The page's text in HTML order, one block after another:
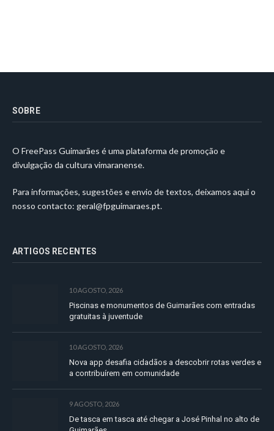
SOBRE
O FreePass Guimarães é uma plataforma de promoção e
divulgação da cultura vimaranense.
Para informações, sugestões e envio de textos, deixamos aqui o
nosso contacto: geral@fpguimaraes.pt.
ARTIGOS RECENTES
10 AGOSTO, 2026
Piscinas e monumentos de Guimarães com entradas
gratuitas à juventude
10 AGOSTO, 2026
Nova app desafia cidadãos a descobrir rotas verdes e
a contribuírem em comunidade
9 AGOSTO, 2026
De tasca em tasca até chegar a José Pinhal no alto de